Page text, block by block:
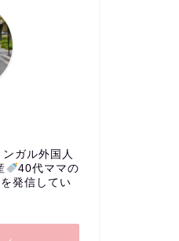
ンガル外国人
40代ママの
発信してい